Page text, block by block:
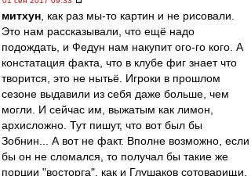
митхун , как раз мы-то картин и не рисовали.
Это нам рассказывали, что ещё надо
подождать, и Федун нам накупит ого-го кого. А
констатация факта, что в клубе фиг знает что
творится, это не нытьё. Игроки в прошлом
сезоне выдавили из себя даже больше, чем
могли. И сейчас им, выжатым как лимон,
архисложно. Тут пишут, что вот был бы
Зобнин... А вот не факт. Вполне возможно, если
бы он не сломался, то получал бы такие же
порции "восторга", как и Глушаков сотоварищи.